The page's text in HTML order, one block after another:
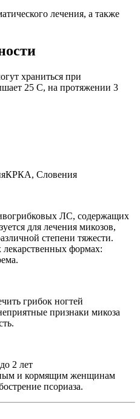
лечения, а также
храниться при
25 С, на протяжении 3
КРКА, Словения
ЛС, содержащих
для лечения микозов,
степени тяжести.
формах:
грибок ногтей
признаки микоза
2 лет
и кормящим женщинам
псориаза.